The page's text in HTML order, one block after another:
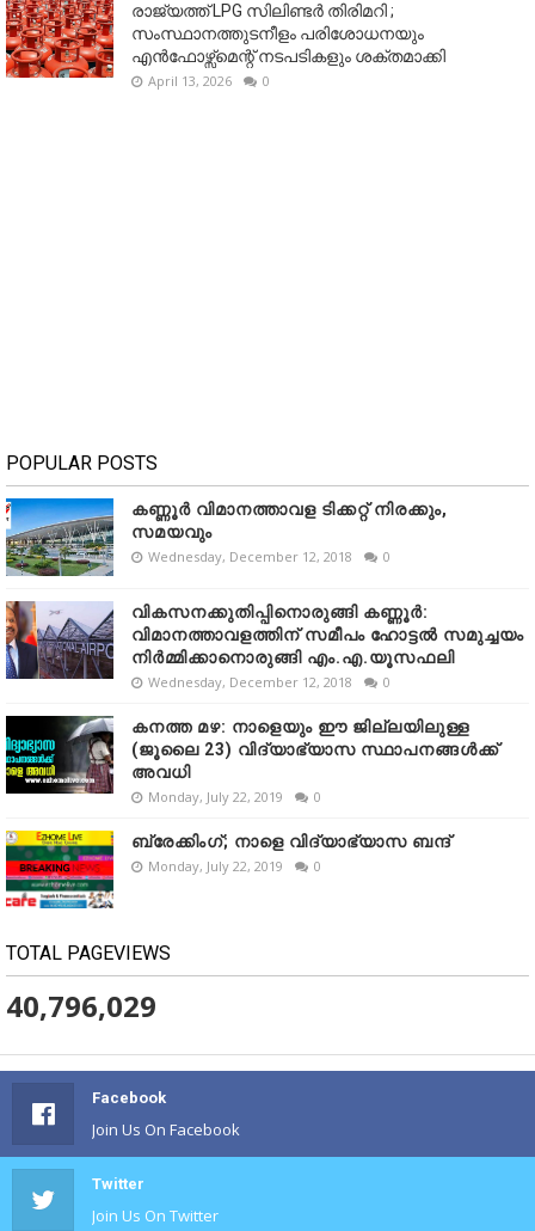
രാജ്യത്ത് LPG സിലിണ്ടർ തിരിമറി ;
സംസ്ഥാനത്തുടനീളം പരിശോധനയും
എൻഫോഴ്സ്മെന്റ് നടപടികളും ശക്തമാക്കി
April 13, 2026 0
POPULAR POSTS
കണ്ണൂർ വിമാനത്താവള ടിക്കറ്റ് നിരക്കും,
സമയവും
Wednesday, December 12, 2018 0
വികസനക്കുതിപ്പിനൊരുങ്ങി കണ്ണൂർ:
വിമാനത്താവളത്തിന് സമീപം ഹോട്ടൽ സമുച്ചയം
നിർമ്മിക്കാനൊരുങ്ങി എം.എ.യൂസഫലി
Wednesday, December 12, 2018 0
കനത്ത മഴ: നാളെയും ഈ ജില്ലയിലുള്ള
(ജൂലൈ 23) വിദ്യാഭ്യാസ സ്ഥാപനങ്ങൾക്ക്
അവധി
Monday, July 22, 2019 0
ബ്രേക്കിംഗ്; നാളെ വിദ്യാഭ്യാസ ബന്ദ്
Monday, July 22, 2019 0
TOTAL PAGEVIEWS
40,796,029
Facebook
Join Us On Facebook
Twitter
Join Us On Twitter